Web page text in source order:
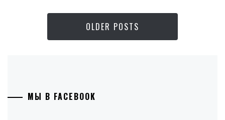
OLDER POSTS
МЫ В FACEBOOK